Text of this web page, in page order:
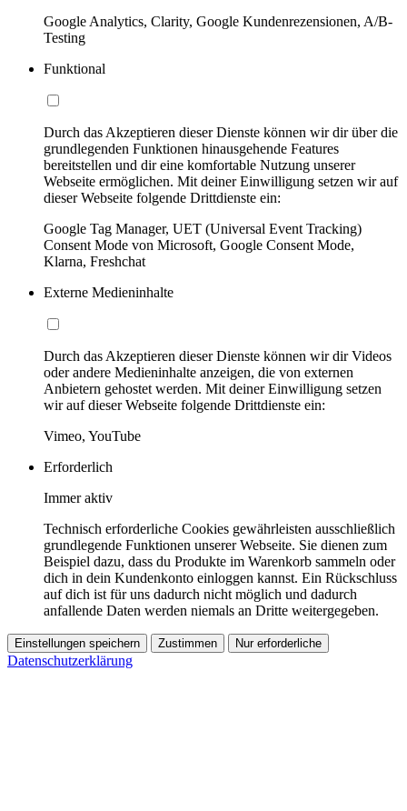
Google Analytics, Clarity, Google Kundenrezensionen, A/B-
Testing
Funktional
Durch das Akzeptieren dieser Dienste können wir dir über die
grundlegenden Funktionen hinausgehende Features
bereitstellen und dir eine komfortable Nutzung unserer
Webseite ermöglichen. Mit deiner Einwilligung setzen wir auf
dieser Webseite folgende Drittdienste ein:
Google Tag Manager, UET (Universal Event Tracking)
Consent Mode von Microsoft, Google Consent Mode,
Klarna, Freshchat
Externe Medieninhalte
Durch das Akzeptieren dieser Dienste können wir dir Videos
oder andere Medieninhalte anzeigen, die von externen
Anbietern gehostet werden. Mit deiner Einwilligung setzen
wir auf dieser Webseite folgende Drittdienste ein:
Vimeo, YouTube
Erforderlich
Immer aktiv
Technisch erforderliche Cookies gewährleisten ausschließlich
grundlegende Funktionen unserer Webseite. Sie dienen zum
Beispiel dazu, dass du Produkte im Warenkorb sammeln oder
dich in dein Kundenkonto einloggen kannst. Ein Rückschluss
auf dich ist für uns dadurch nicht möglich und dadurch
anfallende Daten werden niemals an Dritte weitergegeben.
Einstellungen speichern Zustimmen Nur erforderliche
Datenschutzerklärung